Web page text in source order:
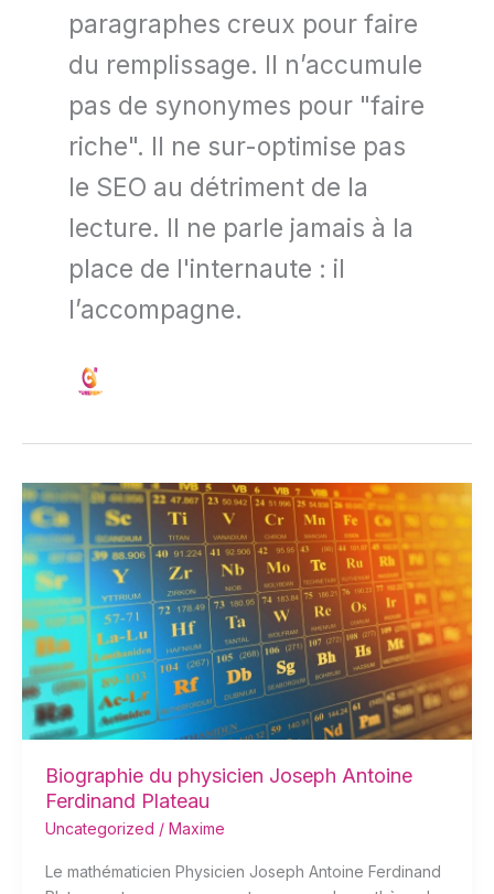
paragraphes creux pour faire
du remplissage. Il n’accumule
pas de synonymes pour "faire
riche". Il ne sur-optimise pas
le SEO au détriment de la
lecture. Il ne parle jamais à la
place de l'internaute : il
l’accompagne.
Biographie du physicien Joseph Antoine
Ferdinand Plateau
Uncategorized / Maxime
Le mathématicien Physicien Joseph Antoine Ferdinand
Biographie
du
physicien
Joseph
Antoine
Ferdinand
Plateau